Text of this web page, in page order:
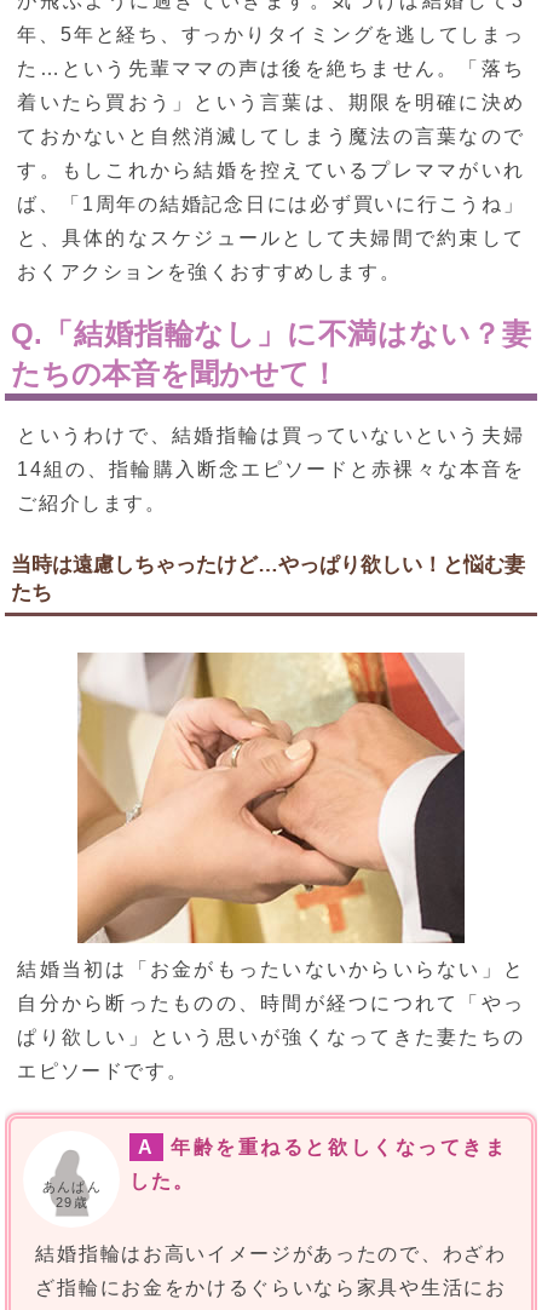
年、5年と経ち、すっかりタイミングを逃してしまっ
た…という先輩ママの声は後を絶ちません。「落ち
着いたら買おう」という言葉は、期限を明確に決め
ておかないと自然消滅してしまう魔法の言葉なので
す。もしこれから結婚を控えているプレママがいれ
ば、「1周年の結婚記念日には必ず買いに行こうね」
と、具体的なスケジュールとして夫婦間で約束して
おくアクションを強くおすすめします。
Q.「結婚指輪なし」に不満はない？妻
たちの本音を聞かせて！
というわけで、結婚指輪は買っていないという夫婦
14組の、指輪購入断念エピソードと赤裸々な本音を
ご紹介します。
当時は遠慮しちゃったけど…やっぱり欲しい！と悩む妻
たち
結婚当初は「お金がもったいないからいらない」と
自分から断ったものの、時間が経つにつれて「やっ
ぱり欲しい」という思いが強くなってきた妻たちの
エピソードです。
あんぱん
29歳
A
年齢を重ねると欲しくなってきま
した。
結婚指輪はお高いイメージがあったので、わざわ
ざ指輪にお金をかけるぐらいなら家具や生活にお